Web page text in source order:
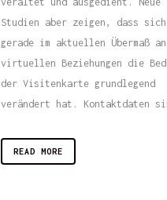
Studien aber zeigen, dass sich
gerade im aktuellen Übermaß an
virtuellen Beziehungen die
der Visitenkarte grundlegend
verändert hat. Kontaktdaten
READ MORE